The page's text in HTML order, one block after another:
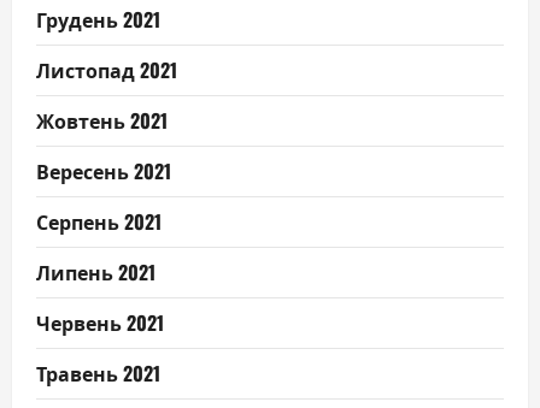
Грудень 2021
Листопад 2021
Жовтень 2021
Вересень 2021
Серпень 2021
Липень 2021
Червень 2021
Травень 2021